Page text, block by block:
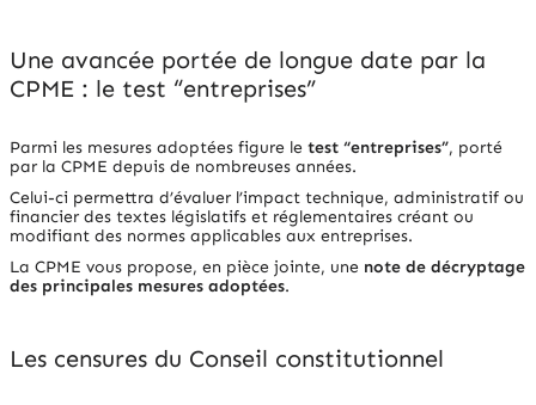
Une avancée portée de longue date par la
CPME : le test “entreprises”
Parmi les mesures adoptées figure le test “entreprises”, porté
par la CPME depuis de nombreuses années.
Celui-ci permettra d’évaluer l’impact technique, administratif ou
financier des textes législatifs et réglementaires créant ou
modifiant des normes applicables aux entreprises.
La CPME vous propose, en pièce jointe, une note de décryptage
des principales mesures adoptées.
Les censures du Conseil constitutionnel